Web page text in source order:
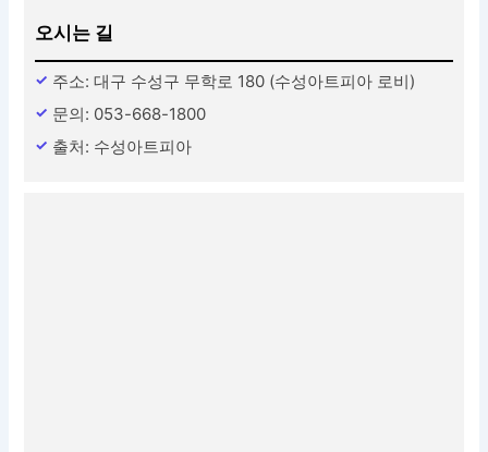
오시는 길
주소: 대구 수성구 무학로 180 (수성아트피아 로비)
문의: 053-668-1800
출처: 수성아트피아